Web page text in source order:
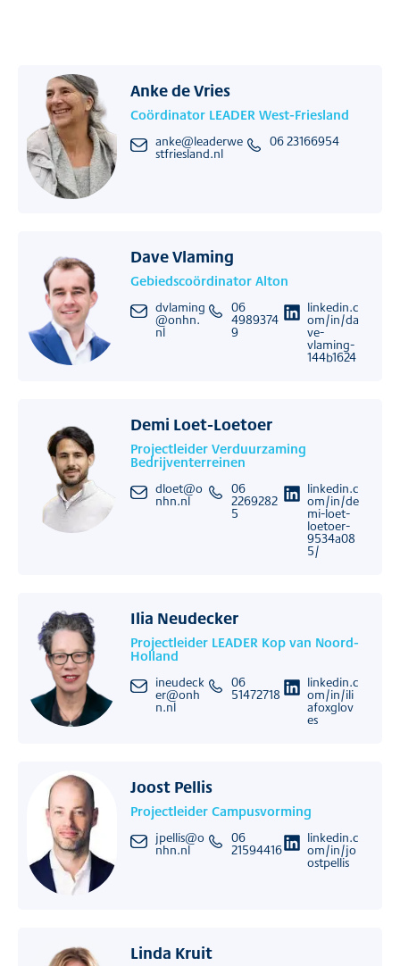
Anke de Vries
Coördinator LEADER West-Friesland
anke@leaderwe
stfriesland.nl
06 23166954
Dave Vlaming
Gebiedscoördinator Alton
dvlaming
@onhn.
nl
06
4989374
9
linkedin.c
om/in/da
ve-
vlaming-
144b1624
Demi Loet-Loetoer
Projectleider Verduurzaming
Bedrijventerreinen
dloet@o
nhn.nl
06
2269282
5
linkedin.c
om/in/de
mi-loet-
loetoer-
9534a08
5/
Ilia Neudecker
Projectleider LEADER Kop van Noord-
Holland
ineudeck
er@onh
n.nl
06
51472718
linkedin.c
om/in/ili
afoxglov
es
Joost Pellis
Projectleider Campusvorming
jpellis@o
nhn.nl
06
21594416
linkedin.c
om/in/jo
ostpellis
Linda Kruit